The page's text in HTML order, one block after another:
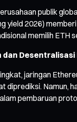
publik
yield 2026)
memilih ETH
dan
jaringan
diprediksi. Namun,
pembaruan